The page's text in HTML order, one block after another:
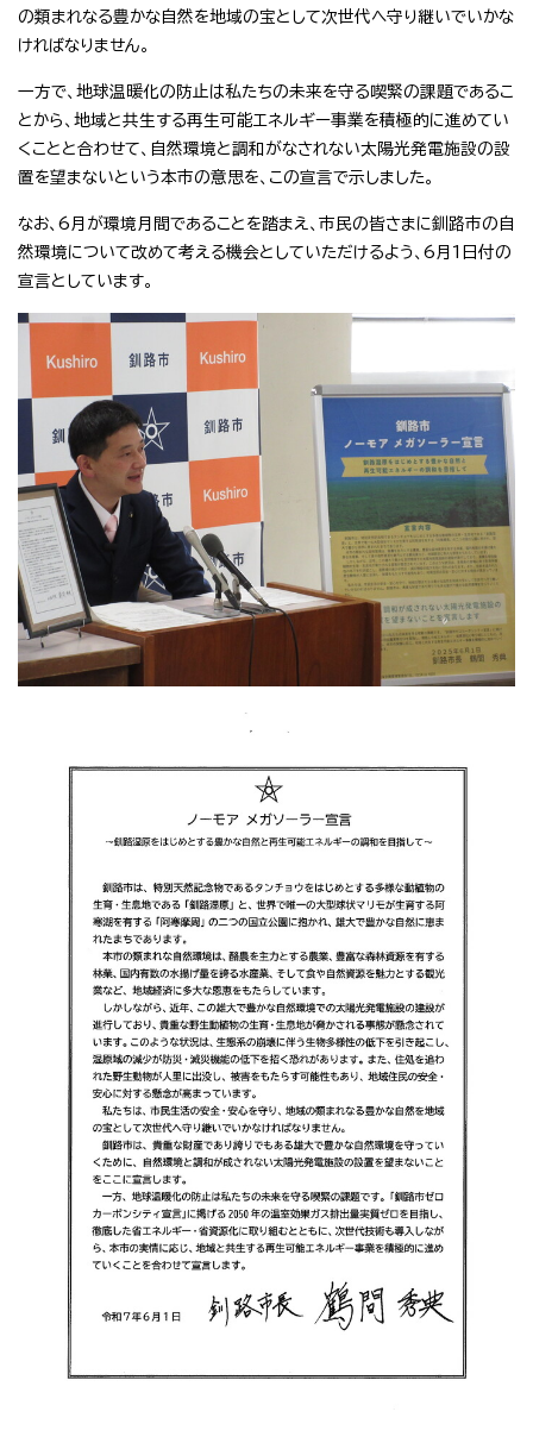
の類まれなる豊かな自然を地域の宝として次世代へ守り継いでいかな
ければなりません。
一方で、地球温暖化の防止は私たちの未来を守る喫緊の課題であるこ
とから、地域と共生する再生可能エネルギー事業を積極的に進めてい
くことと合わせて、自然環境と調和がなされない太陽光発電施設の設
置を望まないという本市の意思を、この宣言で示しました。
なお、6月が環境月間であることを踏まえ、市民の皆さまに釧路市の自
然環境について改めて考える機会としていただけるよう、6月1日付の
宣言としています。